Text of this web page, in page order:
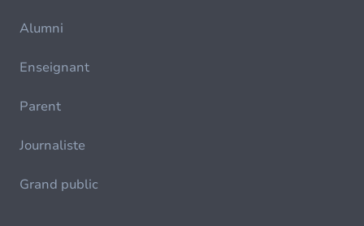
Alumni
Enseignant
Parent
Journaliste
Grand public